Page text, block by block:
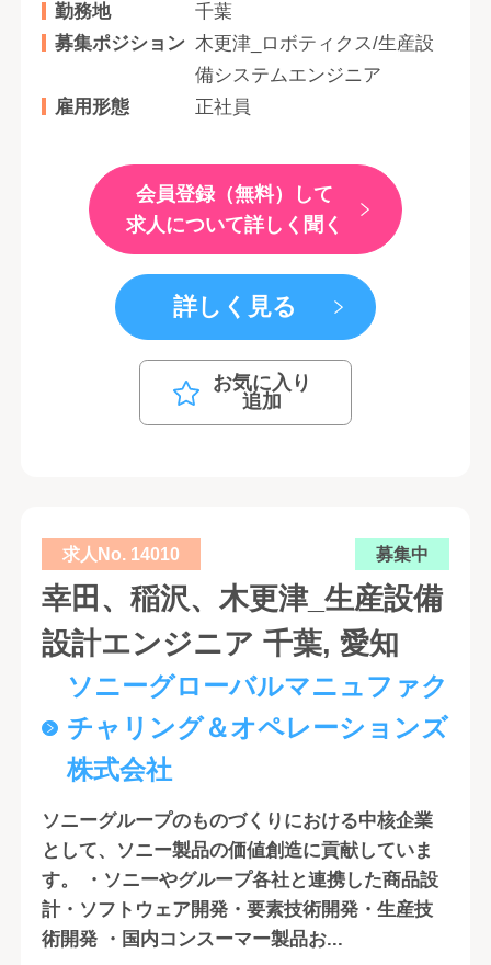
勤務地
千葉
募集ポジション 木更津_ロボティクス/生産設
備システムエンジニア
雇用形態
正社員
会員登録（無料）して
求人について詳しく聞く
詳しく見る
お気に入り
追加
求人No. 14010 募集中
幸田、稲沢、木更津_生産設備
設計エンジニア 千葉, 愛知
ソニーグローバルマニュファク
チャリング＆オペレーションズ
株式会社
ソニーグループのものづくりにおける中核企業
として、ソニー製品の価値創造に貢献していま
す。 ・ソニーやグループ各社と連携した商品設
計・ソフトウェア開発・要素技術開発・生産技
術開発 ・国内コンスーマー製品お...